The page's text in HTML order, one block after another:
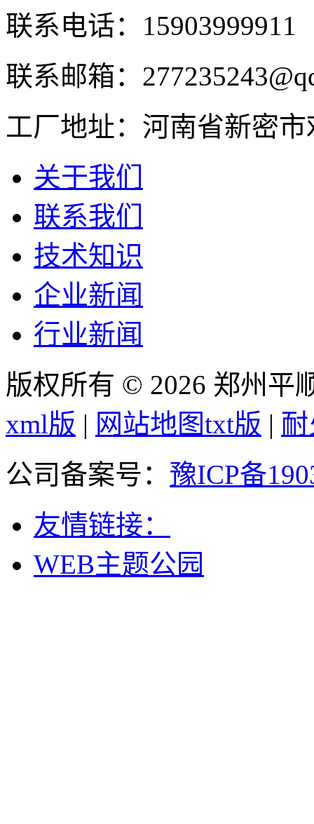
联系电话：15903999911
联系邮箱：
工厂地址：河南省新密
关于我们
联系我们
技术知识
企业新闻
行业新闻
版权所有 © 2026 郑州平
xml版 | 网站地图txt版 |
公司备案号： 豫ICP备
友情链接：
WEB主题公园